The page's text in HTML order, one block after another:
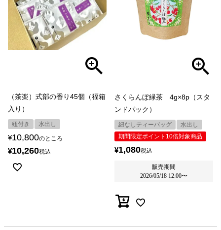
（茶楽）式部の香り45個（福箱
入り）
紐付き 水出し
¥10,800のところ
¥10,260税込
さくらんぼ緑茶 4g×8p（スタ
ンドパック）
紐なしティーバッグ
水出し
期間限定ポイント10倍対象商品
¥1,080税込
販売期間
2026/05/18 12:00〜